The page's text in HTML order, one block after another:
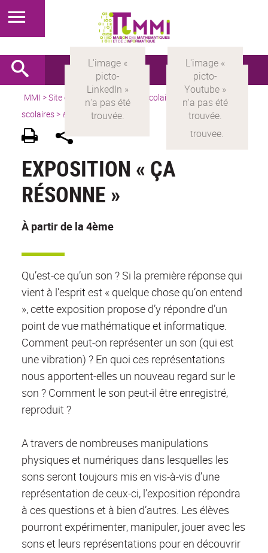
MMI >Site en français
> Pour les scolaires > Groupes
scolaires > Exposition
EXPOSITION « ÇA
RÉSONNE »
À partir de la 4ème
Qu’est-ce qu’un son ? Si la première réponse qui
vient à l’esprit est « quelque chose qu’on entend
», cette exposition propose d’y répondre d’un
point de vue mathématique et informatique.
Comment peut-on représenter un son (qui est
une vibration) ? En quoi ces représentations
nous apportent-elles un nouveau regard sur le
son ? Comment le son peut-il être enregistré,
reproduit ?
A travers de nombreuses manipulations
physiques et numériques dans lesquelles les
sons seront toujours mis en vis-à-vis d’une
représentation de ceux-ci, l’exposition répondra
à ces questions et à bien d’autres. Les élèves
pourront expérimenter, manipuler, jouer avec les
sons et leurs représentations pour en découvrir